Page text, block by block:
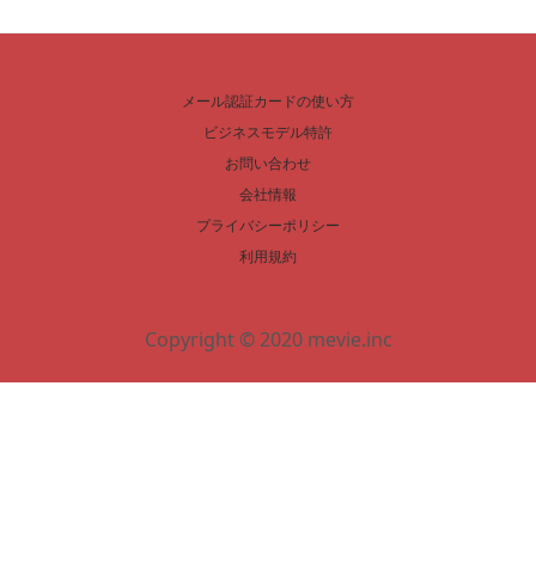
メール認証カードの使い方
ビジネスモデル特許
お問い合わせ
会社情報
プライバシーポリシー
利用規約
Copyright © 2020 mevie.inc